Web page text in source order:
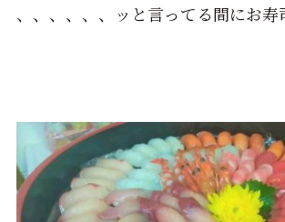
、、、、、、ッと言ってる間にお